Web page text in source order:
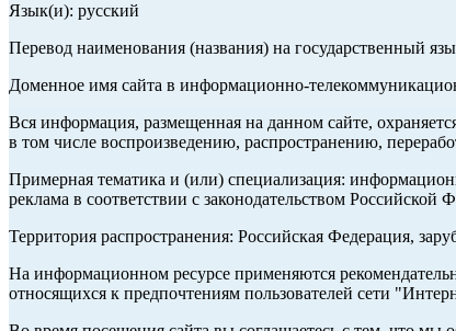
Язык(и): русский
Перевод наименования (названия) на государственный
Доменное имя сайта в информационно-
Вся информация, размещенная на данном сайте,
в том числе воспроизведению, распространению,
Примерная тематика и (или) специализация:
реклама в соответствии с законодательством Российской
Территория распространения: Российская Федерация,
На информационном ресурсе применяются
относящихся к предпочтениям пользователей сети